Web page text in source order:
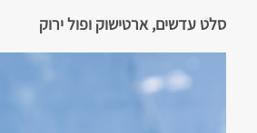
סלט עדשים, ארטישוק ופול ירוק